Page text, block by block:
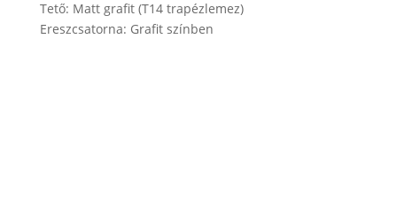
Tető: Matt grafit (T14 trapézlemez)
Ereszcsatorna: Grafit színben